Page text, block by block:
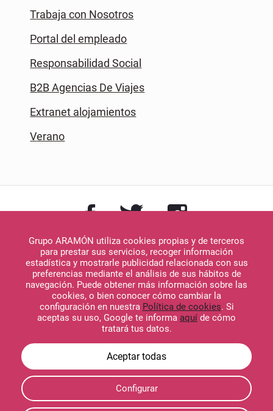
Grupo ARAMÓN utiliza cookies propias y de terceros
para prestar sus servicios, recoger información
estadística y mostrarle publicidad relacionada con sus
preferencias mediante el análisis de sus hábitos de
navegación. Puede obtener más información sobre las
cookies, o bien conocer cómo cambiar la
configuración en nuestra Política de cookies. Si
aceptas su uso, Google te informa aquí de cómo
tratará tus datos.
Configurar
Trabaja con Nosotros
Portal del empleado
Responsabilidad Social
B2B Agencias De Viajes
Extranet alojamientos
Verano
Descargar en
App Store
Descargar en
Google Play